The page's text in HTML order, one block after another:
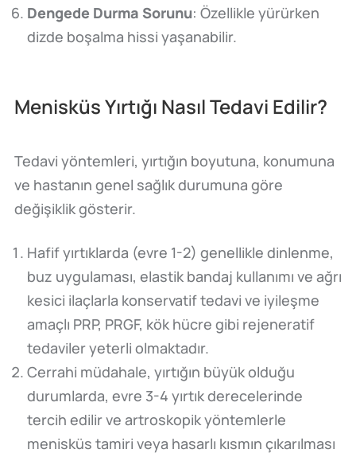
Dengede Durma Sorunu: Özellikle yürürken
dizde boşalma hissi yaşanabilir.
Menisküs Yırtığı Nasıl Tedavi Edilir?
Tedavi yöntemleri, yırtığın boyutuna, konumuna
ve hastanın genel sağlık durumuna göre
değişiklik gösterir.
Hafif yırtıklarda (evre 1-2) genellikle dinlenme,
buz uygulaması, elastik bandaj kullanımı ve ağrı
kesici ilaçlarla konservatif tedavi ve iyileşme
amaçlı PRP, PRGF, kök hücre gibi rejeneratif
tedaviler yeterli olmaktadır.
Cerrahi müdahale, yırtığın büyük olduğu
durumlarda, evre 3-4 yırtık derecelerinde
tercih edilir ve artroskopik yöntemlerle
menisküs tamiri veya hasarlı kısmın çıkarılması